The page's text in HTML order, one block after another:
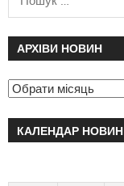
АРХІВИ НОВИН
КАЛЕНДАР НОВИН